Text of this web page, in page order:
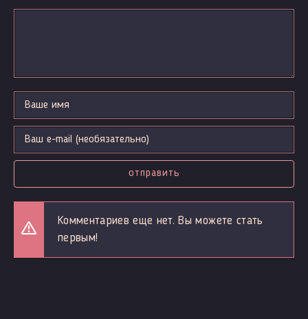
отправить
Комментариев еще нет. Вы можете стать
первым!